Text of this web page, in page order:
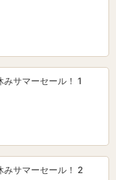
みサマーセール！ 1
みサマーセール！ 2